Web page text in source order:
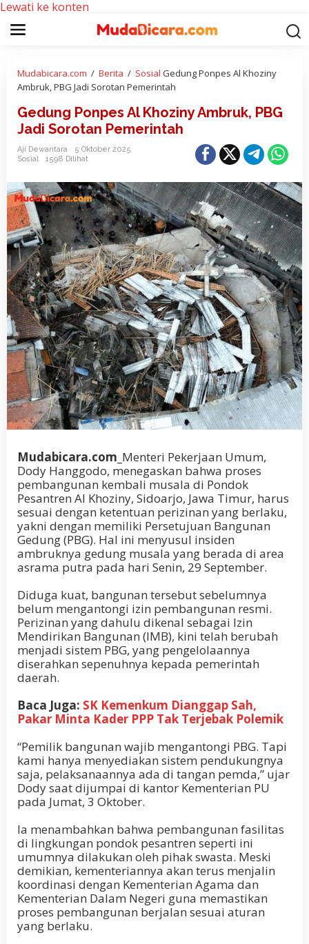
Lewati ke konten
Mudabicara.com / Berita / Sosial Gedung Ponpes Al Khoziny
Ambruk, PBG Jadi Sorotan Pemerintah
Gedung Ponpes Al Khoziny Ambruk, PBG
Jadi Sorotan Pemerintah
Aji Dewantara
5 Oktober 2025
Sosial
1598 Dilihat
Mudabicara.com_ Menteri Pekerjaan Umum,
Dody Hanggodo, menegaskan bahwa proses
pembangunan kembali musala di Pondok
Pesantren Al Khoziny, Sidoarjo, Jawa Timur, harus
sesuai dengan ketentuan perizinan yang berlaku,
yakni dengan memiliki Persetujuan Bangunan
Gedung (PBG). Hal ini menyusul insiden
ambruknya gedung musala yang berada di area
asrama putra pada hari Senin, 29 September.
Diduga kuat, bangunan tersebut sebelumnya
belum mengantongi izin pembangunan resmi.
Perizinan yang dahulu dikenal sebagai Izin
Mendirikan Bangunan (IMB), kini telah berubah
menjadi sistem PBG, yang pengelolaannya
diserahkan sepenuhnya kepada pemerintah
daerah.
Baca Juga: SK Kemenkum Dianggap Sah,
Pakar Minta Kader PPP Tak Terjebak Polemik
“Pemilik bangunan wajib mengantongi PBG. Tapi
kami hanya menyediakan sistem pendukungnya
saja, pelaksanaannya ada di tangan pemda,” ujar
Dody saat dijumpai di kantor Kementerian PU
pada Jumat, 3 Oktober.
Ia menambahkan bahwa pembangunan fasilitas
di lingkungan pondok pesantren seperti ini
umumnya dilakukan oleh pihak swasta. Meski
demikian, kementeriannya akan terus menjalin
koordinasi dengan Kementerian Agama dan
Kementerian Dalam Negeri guna memastikan
proses pembangunan berjalan sesuai aturan
yang berlaku.